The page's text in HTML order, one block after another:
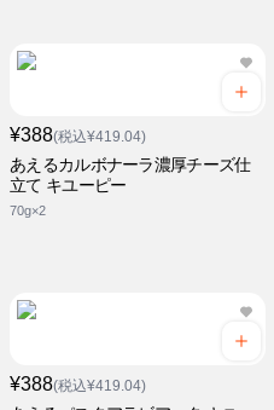
¥388(税込¥419.04)
あえるカルボナーラ濃厚チーズ仕
立て キユーピー
70g×2
¥388(税込¥419.04)